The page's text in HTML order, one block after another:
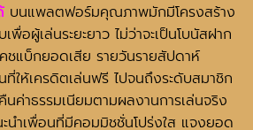
บนแพลตฟอร์มคุณภาพมักมีโครงสร้าง
พื่อผู้เล่นระยะยาว ไม่ว่าจะเป็นโบนัสฝาก
แบ็กยอดเสีย รายวันรายสัปดาห์
ที่ให้เครดิตเล่นฟรี ไปจนถึงระดับสมาชิก
นค่าธรรมเนียมตามผลงานการเล่นจริง
นำเพื่อนที่มีคอมมิชชั่นโปร่งใส แจงยอด